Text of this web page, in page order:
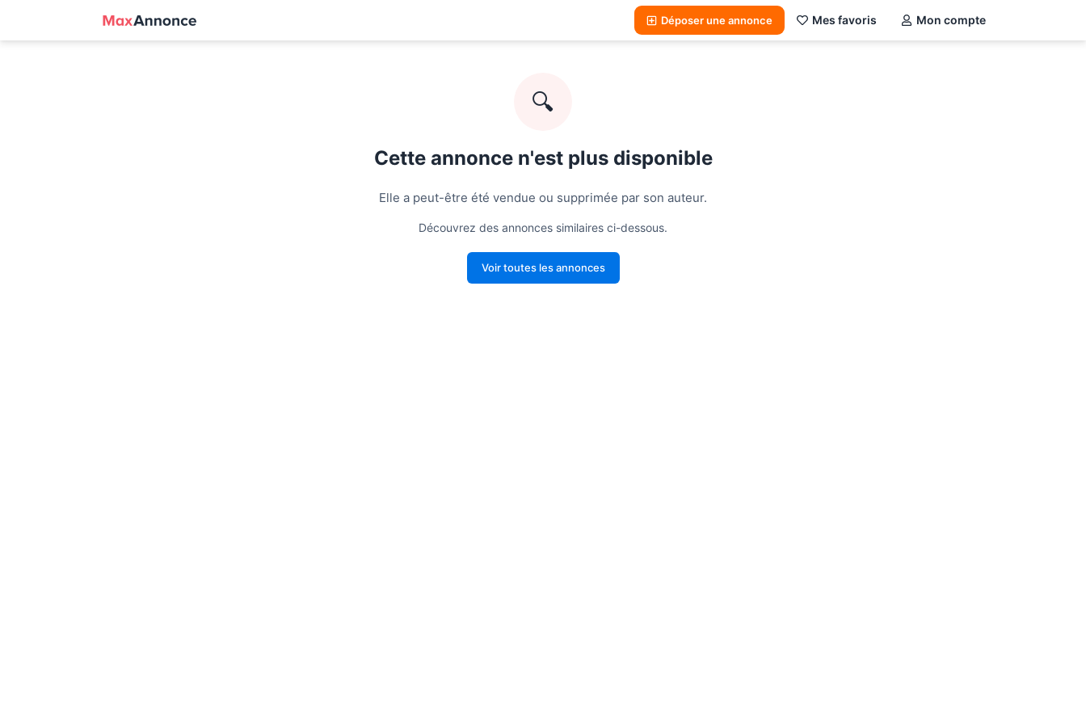
Déposer une annonce Mes favoris Mon compte
🔍
Cette annonce n'est plus disponible
Elle a peut-être été vendue ou supprimée par son auteur.
Découvrez des annonces similaires ci-dessous.
Voir toutes les annonces